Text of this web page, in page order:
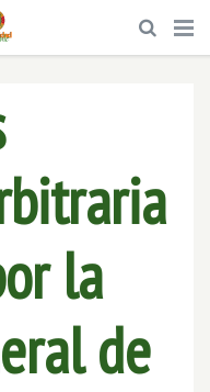
la
de